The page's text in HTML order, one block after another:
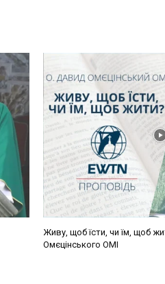
Живу, щоб їсти, чи їм, щоб
Омєцінського ОМІ